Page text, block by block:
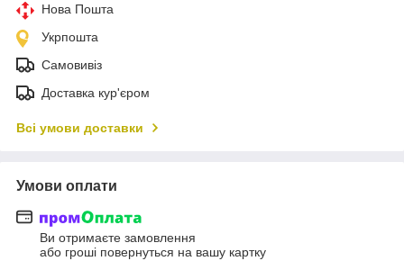
Нова Пошта
Укрпошта
Самовивіз
Доставка кур'єром
Всі умови доставки
Умови оплати
Ви отримаєте замовлення
або гроші повернуться на вашу картку